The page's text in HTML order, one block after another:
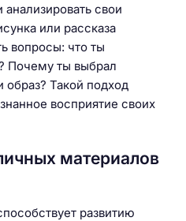
свои
или рассказа
вопросы: что ты
Почему ты выбрал
Такой подход
восприятие своих
материалов
развитию